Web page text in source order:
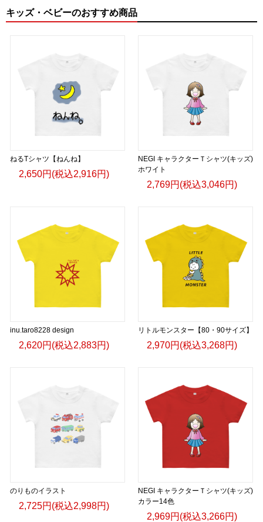
キッズ・ベビーのおすすめ商品
ねるTシャツ【ねんね】
2,650円(税込2,916円)
NEGI キャラクターＴシャツ(キッズ)
ホワイト
2,769円(税込3,046円)
inu.taro8228 design
2,620円(税込2,883円)
リトルモンスター【80・90サイズ】
2,970円(税込3,268円)
のりものイラスト
2,725円(税込2,998円)
NEGI キャラクターＴシャツ(キッズ)
カラー14色
2,969円(税込3,266円)